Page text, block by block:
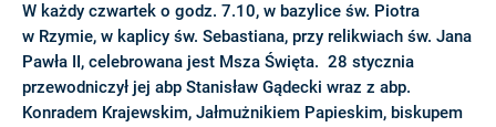
W każdy czwartek o godz. 7.10, w bazylice św. Piotra
w Rzymie, w kaplicy św. Sebastiana, przy relikwiach św. Jana
Pawła II, celebrowana jest Msza Święta. 28 stycznia
przewodniczył jej abp Stanisław Gądecki wraz z abp.
Konradem Krajewskim, Jałmużnikiem Papieskim, biskupem